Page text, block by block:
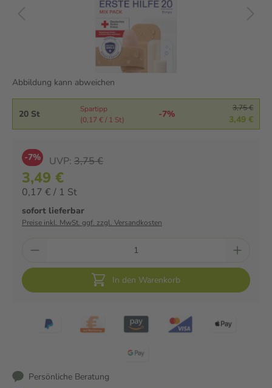
Abbildung kann abweichen
20 St
Spartipp
(0,17 € / 1 St)
-7%
3,75 €
3,49 €
-7% UVP: 3,75 €
3,49 €
0,17 € / 1 St
sofort lieferbar
Preise inkl. MwSt. ggf. zzgl. Versandkosten
In den Warenkorb
Persönliche Beratung